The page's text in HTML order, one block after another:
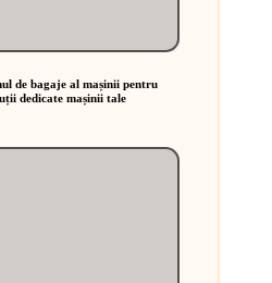
de bagaje al mașinii pentru
dedicate mașinii tale